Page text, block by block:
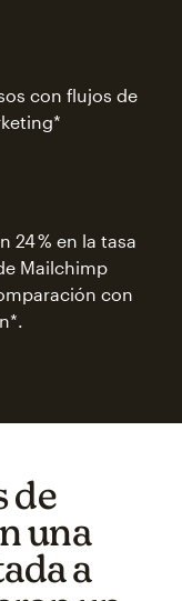
con flujos de
24 % en la tasa
Mailchimp
con
de
una
a